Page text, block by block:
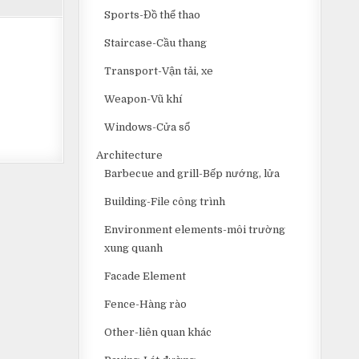
Sports-Đồ thể thao
Staircase-Cầu thang
Transport-Vận tải, xe
Weapon-Vũ khí
Windows-Cửa sổ
Architecture
Barbecue and grill-Bếp nướng, lửa
Building-File công trình
Environment elements-môi trường
xung quanh
Facade Element
Fence-Hàng rào
Other-liên quan khác